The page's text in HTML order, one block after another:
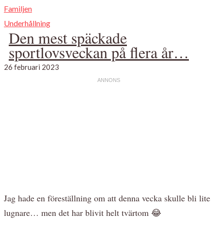
Familjen
Underhållning
Den mest späckade
sportlovsveckan på flera år…
26 februari 2023
Jag hade en föreställning om att denna vecka skulle bli lite
lugnare… men det har blivit helt tvärtom 😂